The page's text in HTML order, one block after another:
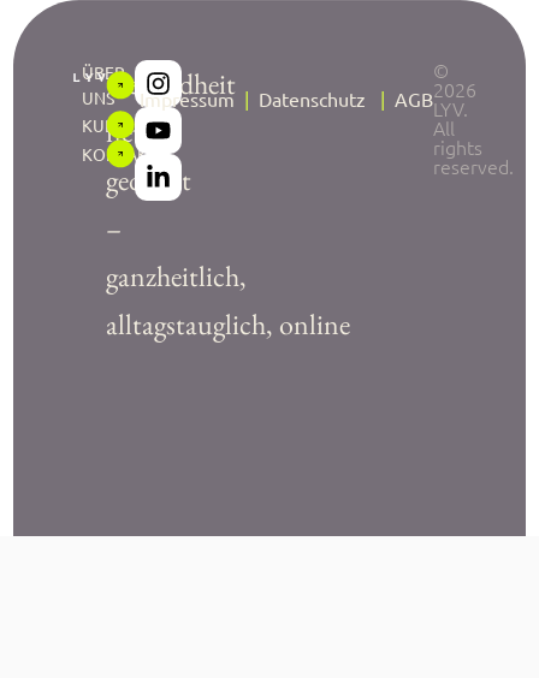
Gesundheit
neu
gedacht
–
ganzheitlich,
alltagstauglich, online
ÜBER
UNS
KURSE
KONTAKT
Impressum | Datenschutz | AGB
©
2026
LYV.
All
rights
reserved.